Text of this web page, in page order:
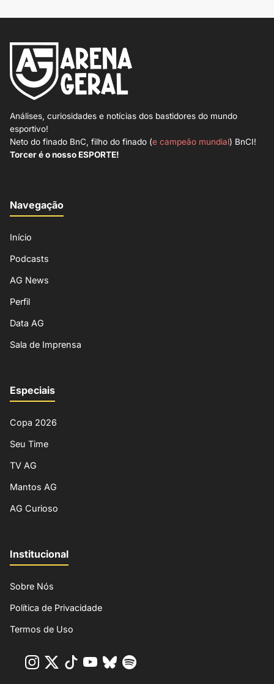
Análises, curiosidades e notícias dos bastidores do mundo
esportivo!
Neto do finado BnC, filho do finado (e campeão mundial) BnCI!
Torcer é o nosso ESPORTE!
Navegação
Início
Podcasts
AG News
Perfil
Data AG
Sala de Imprensa
Especiais
Copa 2026
Seu Time
TV AG
Mantos AG
AG Curioso
Institucional
Sobre Nós
Política de Privacidade
Termos de Uso